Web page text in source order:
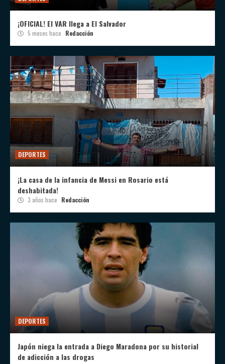
¡OFICIAL! El VAR llega a El Salvador
5 meses hace Redacción
DEPORTES
¡La casa de la infancia de Messi en Rosario está
deshabitada!
3 años hace Redacción
DEPORTES
Japón niega la entrada a Diego Maradona por su historial
de adicción a las drogas